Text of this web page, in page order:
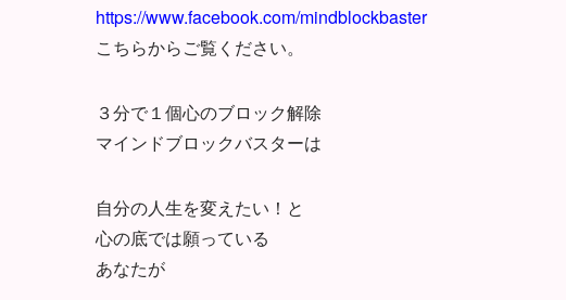
https://www.facebook.com/mindblockbaster
こちらからご覧ください。
３分で１個心のブロック解除
マインドブロックバスターは
自分の人生を変えたい！と
心の底では願っている
あなたが